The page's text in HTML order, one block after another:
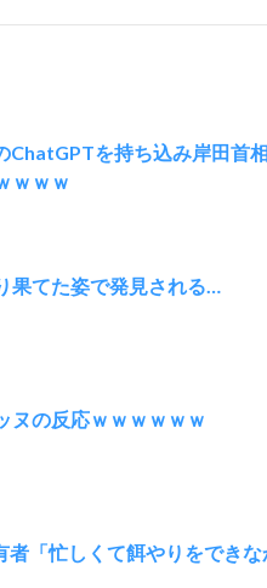
ChatGPTを持ち込み岸田
ｗｗｗ
果てた姿で発見される…
ヌの反応ｗｗｗｗｗｗ
「忙しくて餌やりをできな